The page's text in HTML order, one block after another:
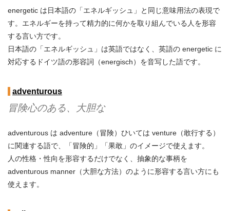
energetic は日本語の「エネルギッシュ」と同じ意味用法の表現で
す。エネルギーを持って精力的に何かを取り組んでいる人を形容
する言い方です。
日本語の「エネルギッシュ」は英語ではなく、英語の energetic に
対応するドイツ語の形容詞（energisch）を音写した語です。
adventurous
冒険心のある、大胆な
adventurous は adventure（冒険）ひいては venture（敢行する）
に関連する語で、「冒険的」「果敢」のイメージで使えます。
人の性格・性向を形容するだけでなく、抽象的な事柄を
adventurous manner（大胆な方法）のように形容する言い方にも
使えます。